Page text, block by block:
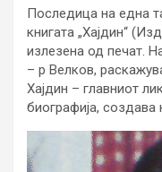
Последица на една
книгата „Хајдин“
излезена од печат.
– р Велков,
Хајдин – главниот
биографија, создава